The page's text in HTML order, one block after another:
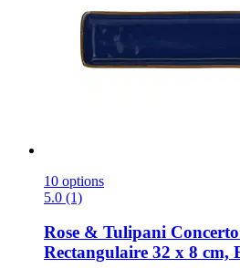
10 options
5.0 (1)
Rose & Tulipani
Rectangulaire 32 x 8 cm,